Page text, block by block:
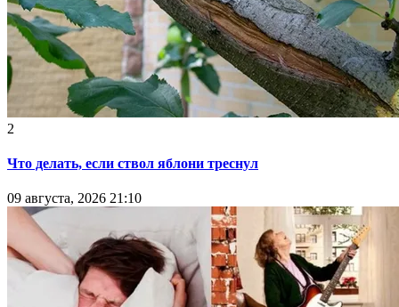
2
Что делать, если ствол яблони треснул
09 августа, 2026 21:10